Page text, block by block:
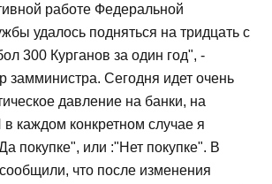
работе Федеральной
удалось подняться на тридцать с
300 Курганов за один год", -
замминистра. Сегодня идет очень
давление на банки, на
каждом конкретном случае я
покупке", или :"Нет покупке". В
что после изменения